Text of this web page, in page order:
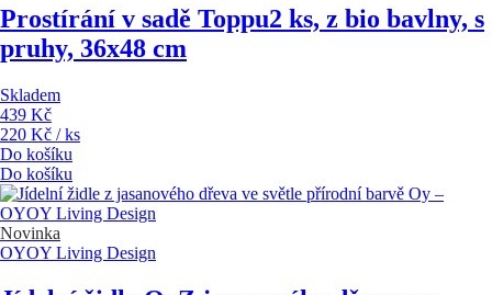
Prostírání v sadě Toppu2 ks, z bio bavlny, s
pruhy, 36x48 cm
Skladem
439 Kč
220 Kč / ks
Do košíku
Do košíku
Novinka
OYOY Living Design